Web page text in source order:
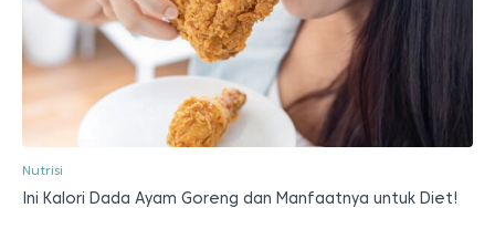
Nutrisi
Ini Kalori Dada Ayam Goreng dan Manfaatnya untuk Diet!